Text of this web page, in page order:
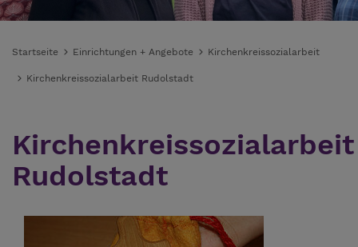
Startseite Einrichtungen + Angebote Kirchenkreissozialarbeit
Kirchenkreissozialarbeit Rudolstadt
Kirchenkreissozialarbeit
Rudolstadt